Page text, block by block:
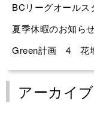
BCリーグオールス
夏季休暇のお知ら
Green計画 4 花
アーカイブ